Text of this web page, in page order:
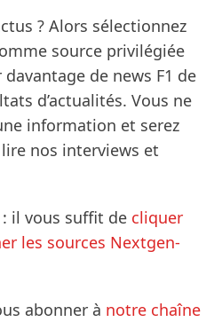
? Alors sélectionnez
source privilégiée
de news F1 de
d’actualités. Vous ne
information et serez
nos interviews et
: il vous suffit de cliquer
les sources Nextgen-
abonner à notre chaîne